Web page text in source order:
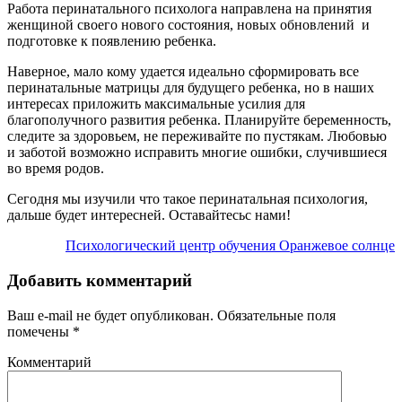
Работа перинатального психолога направлена на принятия
женщиной своего нового состояния, новых обновлений и
подготовке к появлению ребенка.
Наверное, мало кому удается идеально сформировать все
перинатальные матрицы для будущего ребенка, но в наших
интересах приложить максимальные усилия для
благополучного развития ребенка. Планируйте беременность,
следите за здоровьем, не переживайте по пустякам. Любовью
и заботой возможно исправить многие ошибки, случившиеся
во время родов.
Сегодня мы изучили что такое перинатальная психология,
дальше будет интересней. Оставайтесьс нами!
Психологический центр обучения Оранжевое солнце
Добавить комментарий
Ваш e-mail не будет опубликован. Обязательные поля
помечены *
Комментарий